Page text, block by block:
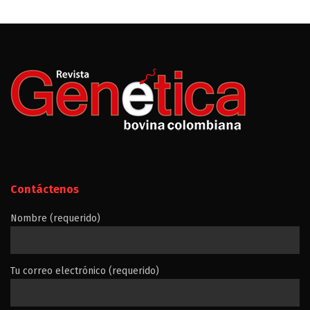
Contáctenos
Nombre (requerido)
Tu correo electrónico (requerido)